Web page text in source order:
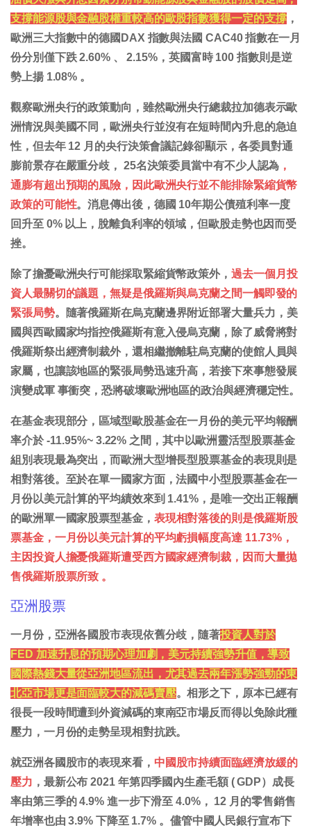
支撐能源股與金融股權重較高的歐股指數獲得一定的支撐，
歐洲三大指數中的德國DAX 指數與法國 CAC40 指數在一月
份分別僅下跌 2.60% 、 2.15%，英國富時 100 指數則是逆
勢上揚 1.08% 。
觀察歐洲央行的政策動向，雖然歐洲央行總裁拉加德表示歐
洲情況與美國不同，歐洲央行並沒有在短時間內升息的急迫
性，但去年 12 月的央行決策會議記錄卻顯示，各委員對通
膨前景存在嚴重分歧， 25名決策委員當中有不少人認為 ，
通膨有超出預期的風險，因此歐洲央行並不能排除緊縮貨幣
政策的可能性。消息傳出後，德國 10年期公債殖利率一度
回升至 0% 以上，脫離負利率的領域，但歐股走勢也因而受
挫。
除了擔憂歐洲央行可能採取緊縮貨幣政策外， 過去一個月投
資人最關切的議題，無疑是俄羅斯與烏克蘭之間一觸即發的
緊張局勢。隨著俄羅斯在烏克蘭邊界附近部署大量兵力，美
國與西歐國家均指控俄羅斯有意入侵烏克蘭，除了威脅將對
俄羅斯祭出經濟制裁外，還相繼撤離駐烏克蘭的使館人員與
家屬，也讓該地區的緊張局勢迅速升高，若接下來事態發展
演變成軍 事衝突，恐將破壞歐洲地區的政治與經濟穩定性。
在基金表現部分，區域型歐股基金在一月份的美元平均報酬
率介於 -11.95%~ 3.22% 之間，其中以歐洲靈活型股票基金
組別表現最為突出，而歐洲大型增長型股票基金的表現則是
相對落後。至於在單一國家方面，法國中小型股票基金在一
月份以美元計算的平均績效來到 1.41%，是唯一交出正報酬
的歐洲單一國家股票型基金， 表現相對落後的則是俄羅斯股
票基金，一月份以美元計算的平均虧損幅度高達 11.73%，
主因投資人擔憂俄羅斯遭受西方國家經濟制裁，因而大量拋
售俄羅斯股票所致 。
亞洲股票
一月份，亞洲各國股市表現依舊分歧，隨著投資人對於
FED 加速升息的預期心理加劇，美元持續強勢升值，導致
國際熱錢大量從亞洲地區流出，尤其過去兩年漲勢強勁的東
北亞市場更是面臨較大的減碼賣壓。相形之下，原本已經有
很長一段時間遭到外資減碼的東南亞市場反而得以免除此種
壓力，一月份的走勢呈現相對抗跌。
就亞洲各國股市的表現來看， 中國股市持續面臨經濟放緩的
壓力 ，最新公布 2021 年第四季國內生產毛額 ( GDP）成長
率由第三季的 4.9% 進一步下滑至 4.0%， 12 月的零售銷售
年增率也由 3.9% 下降至 1.7% 。儘管中國人民銀行宣布下